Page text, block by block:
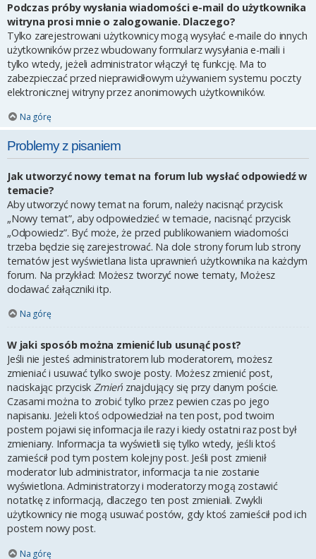
Podczas próby wysłania wiadomości e-mail do użytkownika
witryna prosi mnie o zalogowanie. Dlaczego?
Tylko zarejestrowani użytkownicy mogą wysyłać e-maile do innych
użytkowników przez wbudowany formularz wysyłania e-maili i
tylko wtedy, jeżeli administrator włączył tę funkcję. Ma to
zabezpieczać przed nieprawidłowym używaniem systemu poczty
elektronicznej witryny przez anonimowych użytkowników.
Na górę
Problemy z pisaniem
Jak utworzyć nowy temat na forum lub wysłać odpowiedź w
temacie?
Aby utworzyć nowy temat na forum, należy nacisnąć przycisk
„Nowy temat”, aby odpowiedzieć w temacie, nacisnąć przycisk
„Odpowiedz”. Być może, że przed publikowaniem wiadomości
trzeba będzie się zarejestrować. Na dole strony forum lub strony
tematów jest wyświetlana lista uprawnień użytkownika na każdym
forum. Na przykład: Możesz tworzyć nowe tematy, Możesz
dodawać załączniki itp.
Na górę
W jaki sposób można zmienić lub usunąć post?
Jeśli nie jesteś administratorem lub moderatorem, możesz
zmieniać i usuwać tylko swoje posty. Możesz zmienić post,
naciskając przycisk Zmień znajdujący się przy danym poście.
Czasami można to zrobić tylko przez pewien czas po jego
napisaniu. Jeżeli ktoś odpowiedział na ten post, pod twoim
postem pojawi się informacja ile razy i kiedy ostatni raz post był
zmieniany. Informacja ta wyświetli się tylko wtedy, jeśli ktoś
zamieścił pod tym postem kolejny post. Jeśli post zmienił
moderator lub administrator, informacja ta nie zostanie
wyświetlona. Administratorzy i moderatorzy mogą zostawić
notatkę z informacją, dlaczego ten post zmieniali. Zwykli
użytkownicy nie mogą usuwać postów, gdy ktoś zamieścił pod ich
postem nowy post.
Na górę